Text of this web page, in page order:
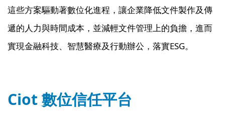
這些方案驅動著數位化進程，讓企業降低文件製作及傳
遞的人力與時間成本，並減輕文件管理上的負擔，進而
實現金融科技、智慧醫療及行動辦公，落實ESG。
Ciot 數位信任平台